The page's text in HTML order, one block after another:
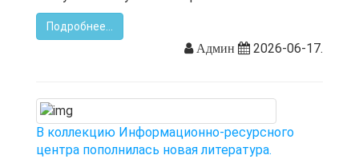
Подробнее...
Админ
2026-06-17.
В коллекцию Информационно-ресурсного
центра пополнилась новая литература.